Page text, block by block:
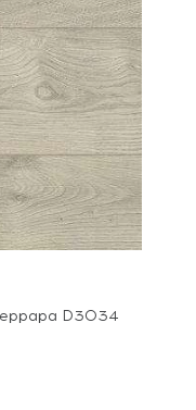
D3034